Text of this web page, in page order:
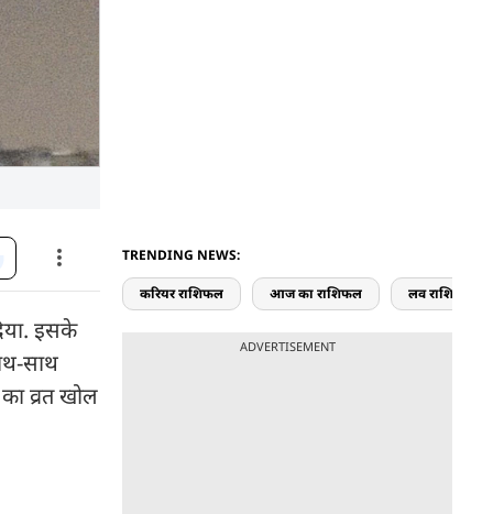
इसके
साथ
व्रत खोल
TRENDING NEWS:
करियर राशिफल आज का राशिफल लव राशिफल
ADVERTISEMENT